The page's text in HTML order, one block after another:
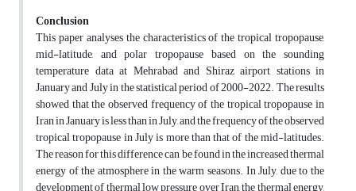
Conclusion
This paper analyses the characteristics of the tropical tropopause,
mid-latitude, and polar tropopause based on the sounding
temperature data at Mehrabad and Shiraz airport stations in
January and July in the statistical period of 2000-2022. The results
showed that the observed frequency of the tropical tropopause in
Iran in January is less than in July, and the frequency of the observed
tropical tropopause in July is more than that of the mid-latitudes.
The reason for this difference can be found in the increased thermal
energy of the atmosphere in the warm seasons. In July, due to the